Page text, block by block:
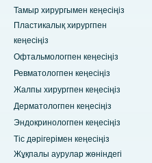
Тамыр хирургымен кеңесіңіз
Пластикалық хирургпен
кеңесіңіз
Офтальмологпен кеңесіңіз
Ревматологпен кеңесіңіз
Жалпы хирургпен кеңесіңіз
Дерматологпен кеңесіңіз
Эндокринологпен кеңесіңіз
Тіс дәрігерімен кеңесіңіз
Жұқпалы аурулар жөніндегі